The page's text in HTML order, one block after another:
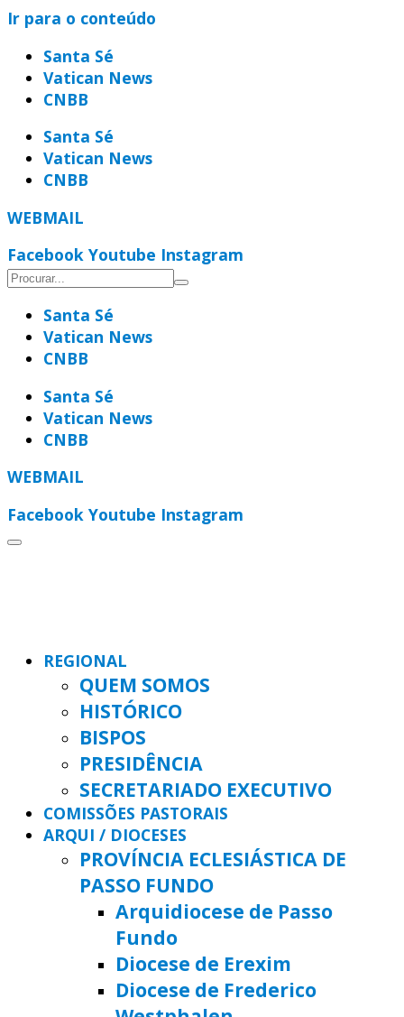
Ir para o conteúdo
Santa Sé
Vatican News
CNBB
Santa Sé
Vatican News
CNBB
WEBMAIL
Facebook Youtube Instagram
Santa Sé
Vatican News
CNBB
Santa Sé
Vatican News
CNBB
WEBMAIL
Facebook Youtube Instagram
REGIONAL
QUEM SOMOS
HISTÓRICO
BISPOS
PRESIDÊNCIA
SECRETARIADO EXECUTIVO
COMISSÕES PASTORAIS
ARQUI / DIOCESES
PROVÍNCIA ECLESIÁSTICA DE
PASSO FUNDO
Arquidiocese de Passo
Fundo
Diocese de Erexim
Diocese de Frederico